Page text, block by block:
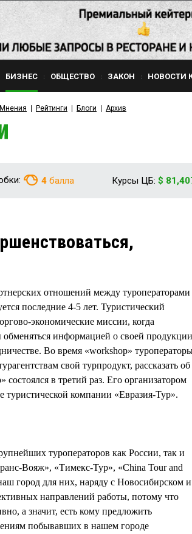
БИЗНЕС ОБЩЕСТВО ЗАКОН НОВОСТИ
Мнения Рейтинги Блоги Архив
4 балла Курсы ЦБ: $
отношений между туроператорами
последние 4-5 лет. Туристический
экономические миссии, когда
информацией о своей продукции
Во время «workshop»
свой турпродукт, рассказать об
в третий раз. Его организатором
компании «Евразия-Тур».
туроператоров как России, так и
Вояж», «Тимекс-Тур», «China Tour and
город для них, наряду с Новосибирском и
направлений работы, потому что
а значит, есть кому предложить
побывавших в нашем городе